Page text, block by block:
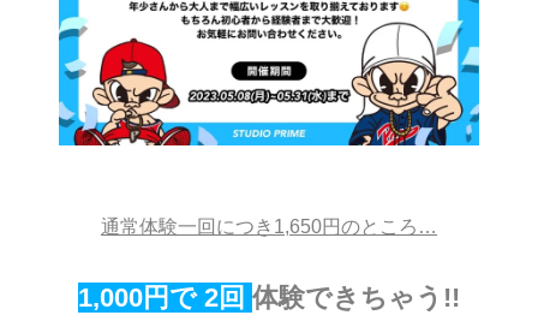
通常体験一回につき1,650円のところ…
1,000円で 2回 体験できちゃう!!